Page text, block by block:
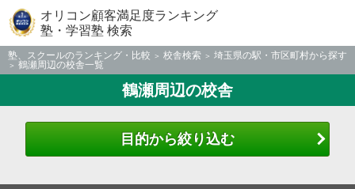
オリコン顧客満足度ランキング
塾・学習塾 検索
塾、スクールのランキング・比較 校舎検索
埼玉県の駅・市区町村から探す
鶴瀬周辺の校舎一覧
鶴瀬周辺の校舎
目的から絞り込む